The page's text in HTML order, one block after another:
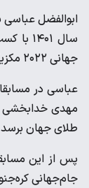
سال
جهانی ۲۰۲۲ مکزیک درآمد.
عباسی در
مهدی خدابخشی
طلای جهان
پس از این
جام‌جهانی